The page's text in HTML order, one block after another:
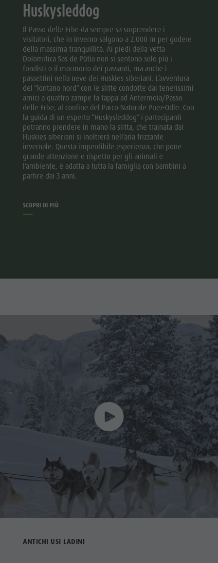
Huskysleddog
Il Passo delle Erbe da sempre sa sorprendere i
visitatori, che in inverno salgono a 2.000 m per godere
della massima tranquillità. Ai piedi della vetta
Dolomitica Sas de Pütia non si sentono solo più i
fondisti o il mormorio dei passanti, ma anche i
passettini nella neve dei Huskies siberiani. L’avventura
del “lontano nord” con le slitte condotte dai tenerissimi
amici a quattro zampe fa tappa ad Antermoia/Passo
delle Erbe, al confine del Parco Naturale Puez-Odle. Con
la guida di un esperto “Huskysleddog” i partecipanti
potranno prendere in mano la slitta, che trainata dai
Huskies siberiani si inoltrerà nell’aria frizzante
invernale. Questa imperdibile esperienza, che pone
grande attenzione e rispetto per gli animali e
l’ambiente, è adatta a tutta la famiglia con bambini a
partire dai 3 anni.
SCOPRI DI PIÙ
ANTICHI USI LADINI